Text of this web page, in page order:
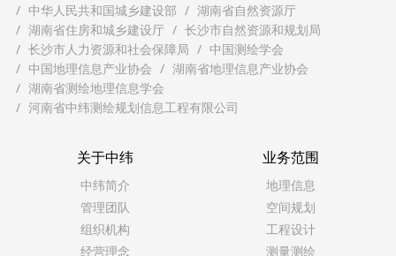
中华人民共和国城乡建设部
湖南省自然资源厅
湖南省住房和城乡建设厅
长沙市自然资源和规划局
长沙市人力资源和社会保障局
中国测绘学会
中国地理信息产业协会
湖南省地理信息产业协会
湖南省测绘地理信息学会
河南省中纬测绘规划信息工程有限公司
关于中纬
中纬简介
管理团队
组织机构
经营理念
业务范围
地理信息
空间规划
工程设计
测量测绘